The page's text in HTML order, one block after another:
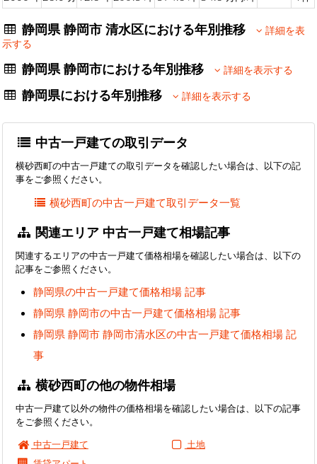
静岡県 静岡市 清水区における年別推移
詳細を表
示する
静岡県 静岡市における年別推移 詳細を表示する
静岡県における年別推移 詳細を表示する
中古一戸建ての取引データ
横砂西町の中古一戸建ての取引データを確認したい場合は、以下の記
事をご参照ください。
横砂西町の中古一戸建て取引データ一覧
関連エリア 中古一戸建て相場記事
関連するエリアの中古一戸建て価格相場を確認したい場合は、以下の
記事をご参照ください。
静岡県の中古一戸建て価格相場 記事
静岡県 静岡市の中古一戸建て価格相場 記事
静岡県 静岡市 静岡市清水区の中古一戸建て価格相場 記
事
横砂西町の他の物件相場
中古一戸建て以外の物件の価格相場を確認したい場合は、以下の記事
をご参照ください。
中古一戸建て
土地